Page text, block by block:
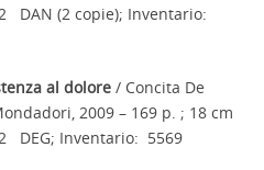
DAN (2 copie); Inventario:
al dolore / Concita De
2009 – 169 p. ; 18 cm
DEG; Inventario: 5569